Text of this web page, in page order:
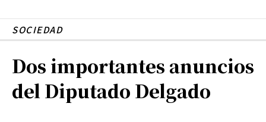
SOCIEDAD
Dos importantes anuncios
del Diputado Delgado